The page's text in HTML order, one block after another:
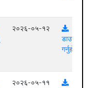
२०२६-०५-१२
डाउनलोड
गर्नुहोस्
२०२६-०५-११